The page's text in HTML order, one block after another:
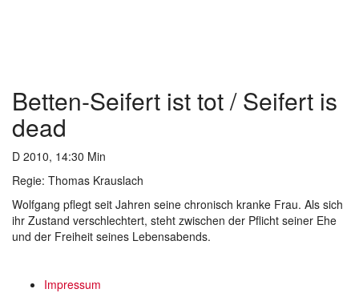
Betten-Seifert ist tot / Seifert is
dead
D 2010, 14:30 Min
Regie: Thomas Krauslach
Wolfgang pflegt seit Jahren seine chronisch kranke Frau. Als sich
ihr Zustand verschlechtert, steht zwischen der Pflicht seiner Ehe
und der Freiheit seines Lebensabends.
Impressum